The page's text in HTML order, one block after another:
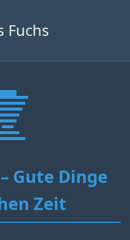
Fuchs
Gute Dinge
Zeit